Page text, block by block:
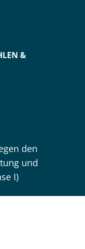
&
den
und
I)